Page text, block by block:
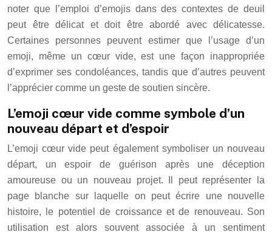
noter que l’emploi d’emojis dans des contextes de deuil
peut être délicat et doit être abordé avec délicatesse.
Certaines personnes peuvent estimer que l’usage d’un
emoji, même un cœur vide, est une façon inappropriée
d’exprimer ses condoléances, tandis que d’autres peuvent
l’apprécier comme un geste de soutien sincère.
L’emoji cœur vide comme symbole d’un
nouveau départ et d’espoir
L’emoji cœur vide peut également symboliser un nouveau
départ, un espoir de guérison après une déception
amoureuse ou un nouveau projet. Il peut représenter la
page blanche sur laquelle on peut écrire une nouvelle
histoire, le potentiel de croissance et de renouveau. Son
utilisation est alors souvent associée à un sentiment